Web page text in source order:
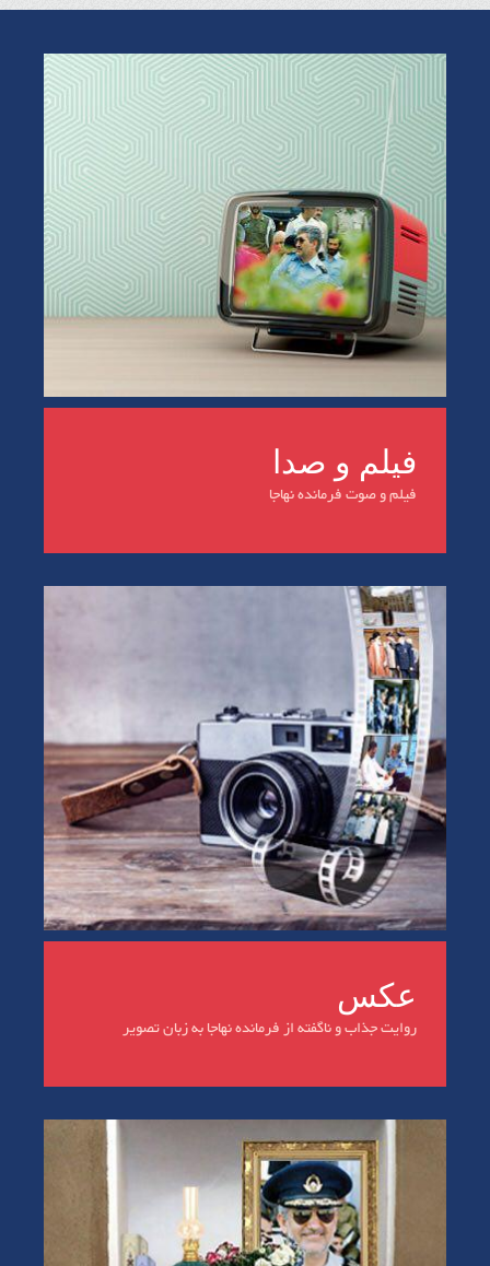
فیلم و صدا
فیلم و صوت فرمانده نهاجا
عکس
روایت جذاب و ناگفته از فرمانده نهاجا به زبان تصویر